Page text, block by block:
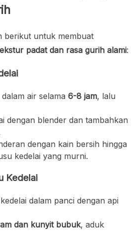
berikut untuk membuat
padat dan rasa gurih alami:
air selama 6-8 jam, lalu
dengan blender dan tambahkan
dengan kain bersih hingga
kedelai yang murni.
Kedelai
dalam panci dengan api
dan kunyit bubuk, aduk